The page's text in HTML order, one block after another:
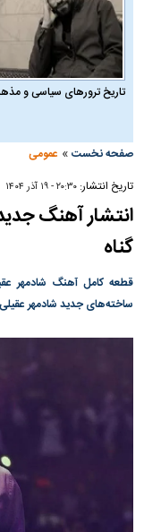
تاریخ ترورهای سیاسی و
صفحه نخست » عمومی
تاریخ انتشار:۲۰:۳۰ - ۱۹ آذر ۱۴۰۴
انتشار آهنگ
گناه
قطعه کامل آهنگ شادمهر
ساخته‌های جدید شادمهر